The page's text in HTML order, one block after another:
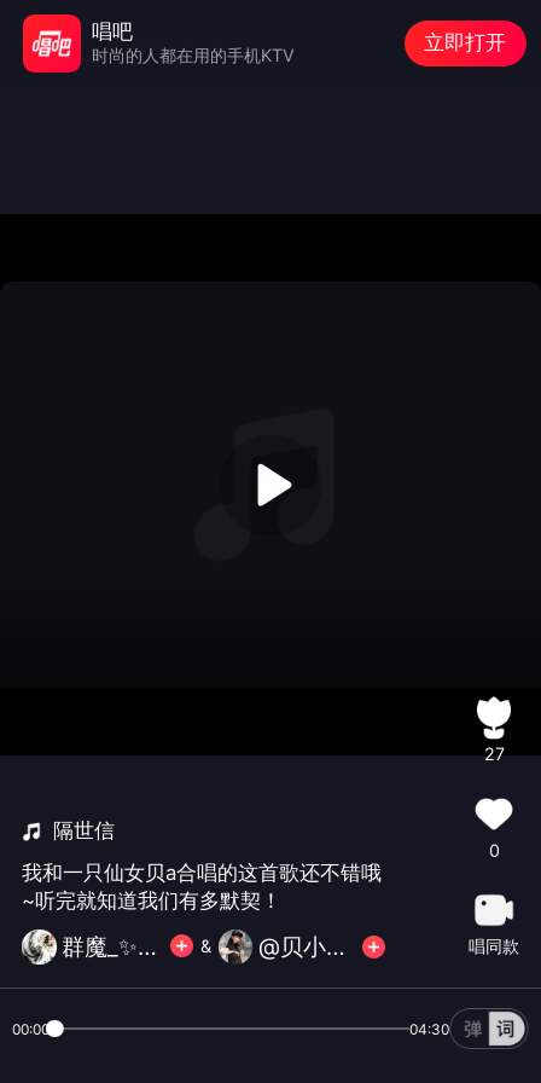
隔世信
我和一只仙女贝a合唱的这首歌还不错哦
~听完就知道我们有多默契！
群魔_✨克_✨ & @贝小贝a
27
0
唱同款
00:00 04:30
唱吧
时尚的人都在用的手机KTV
立即打开